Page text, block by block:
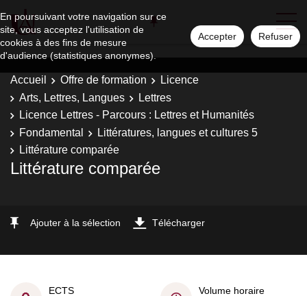
En poursuivant votre navigation sur ce
site, vous acceptez l'utilisation de
cookies à des fins de mesure
d'audience (statistiques anonymes).
Accepter Refuser
Accueil Offre de formation
Licence
Arts, Lettres, Langues
Lettres
Licence Lettres - Parcours : Lettres et Humanités
Fondamental
Littératures, langues et cultures 5
Littérature comparée
Littérature comparée
Ajouter à la sélection Télécharger
ECTS
Volume horaire